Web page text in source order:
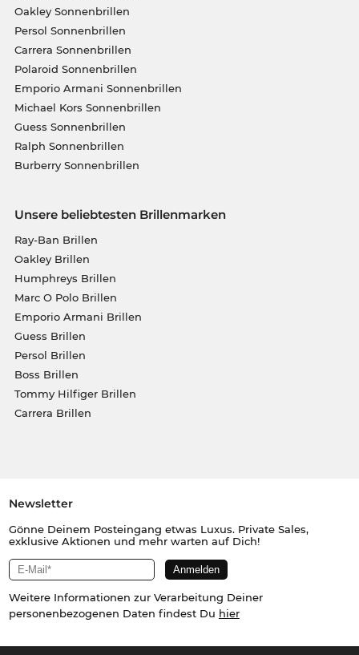
Oakley Sonnenbrillen
Persol Sonnenbrillen
Carrera Sonnenbrillen
Polaroid Sonnenbrillen
Emporio Armani Sonnenbrillen
Michael Kors Sonnenbrillen
Guess Sonnenbrillen
Ralph Sonnenbrillen
Burberry Sonnenbrillen
Unsere beliebtesten Brillenmarken
Ray-Ban Brillen
Oakley Brillen
Humphreys Brillen
Marc O Polo Brillen
Emporio Armani Brillen
Guess Brillen
Persol Brillen
Boss Brillen
Tommy Hilfiger Brillen
Carrera Brillen
Newsletter
Gönne Deinem Posteingang etwas Luxus. Private Sales,
exklusive Aktionen und mehr warten auf Dich!
Weitere Informationen zur Verarbeitung Deiner
personenbezogenen Daten findest Du hier